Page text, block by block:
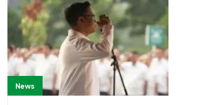
News